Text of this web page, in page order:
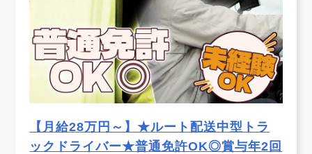
【月給28万円～】★ルート配送中型トラ
ックドライバー★普通免許OK◎賞与年2回